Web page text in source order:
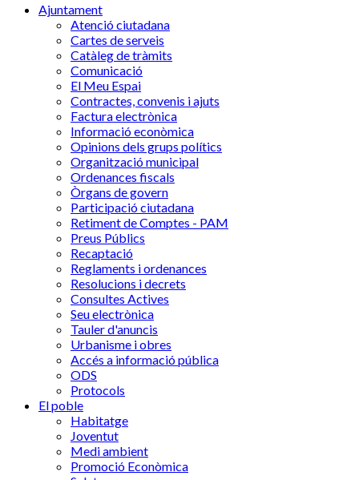
Ajuntament
Atenció ciutadana
Cartes de serveis
Catàleg de tràmits
Comunicació
El Meu Espai
Contractes, convenis i ajuts
Factura electrònica
Informació econòmica
Opinions dels grups polítics
Organització municipal
Ordenances fiscals
Òrgans de govern
Participació ciutadana
Retiment de Comptes - PAM
Preus Públics
Recaptació
Reglaments i ordenances
Resolucions i decrets
Consultes Actives
Seu electrònica
Tauler d'anuncis
Urbanisme i obres
Accés a informació pública
ODS
Protocols
El poble
Habitatge
Joventut
Medi ambient
Promoció Econòmica